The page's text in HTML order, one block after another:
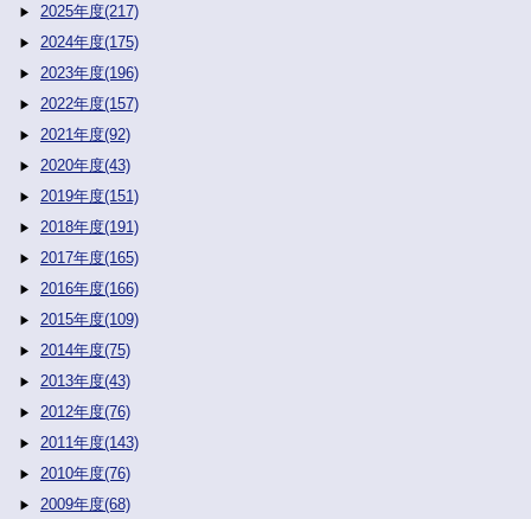
2025年度(217)
2024年度(175)
2023年度(196)
2022年度(157)
2021年度(92)
2020年度(43)
2019年度(151)
2018年度(191)
2017年度(165)
2016年度(166)
2015年度(109)
2014年度(75)
2013年度(43)
2012年度(76)
2011年度(143)
2010年度(76)
2009年度(68)